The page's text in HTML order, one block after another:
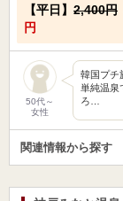
【平日】 2,400円
円
50代～
女性
韓国プチ
単純温泉
ろ…
関連情報から探す